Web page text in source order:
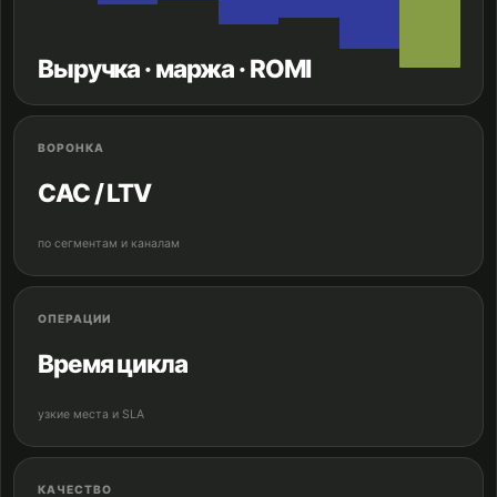
Выручка · маржа · ROMI
ВОРОНКА
CAC / LTV
по сегментам и каналам
ОПЕРАЦИИ
Время цикла
узкие места и SLA
КАЧЕСТВО